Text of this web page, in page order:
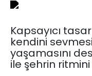
Kapsayıcı
kendini
yaşamasını
ile şehrin ritmini